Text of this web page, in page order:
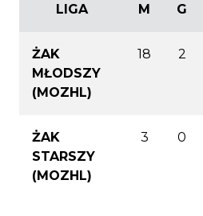
LIGA M G
ŻAK
MŁODSZY
(MOZHL)
18 2
ŻAK
STARSZY
(MOZHL)
3 0